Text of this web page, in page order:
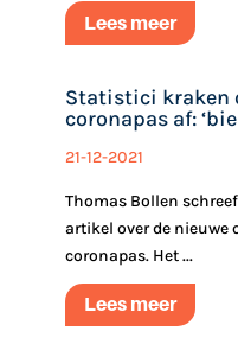
Lees meer
Statistici kraken
coronapas af:
21-12-2021
Thomas Bollen
artikel over de nieuwe
coronapas. Het ...
Lees meer